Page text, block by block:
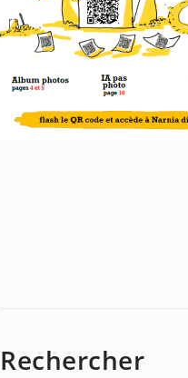
Rechercher